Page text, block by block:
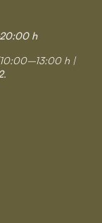
h
h |
.